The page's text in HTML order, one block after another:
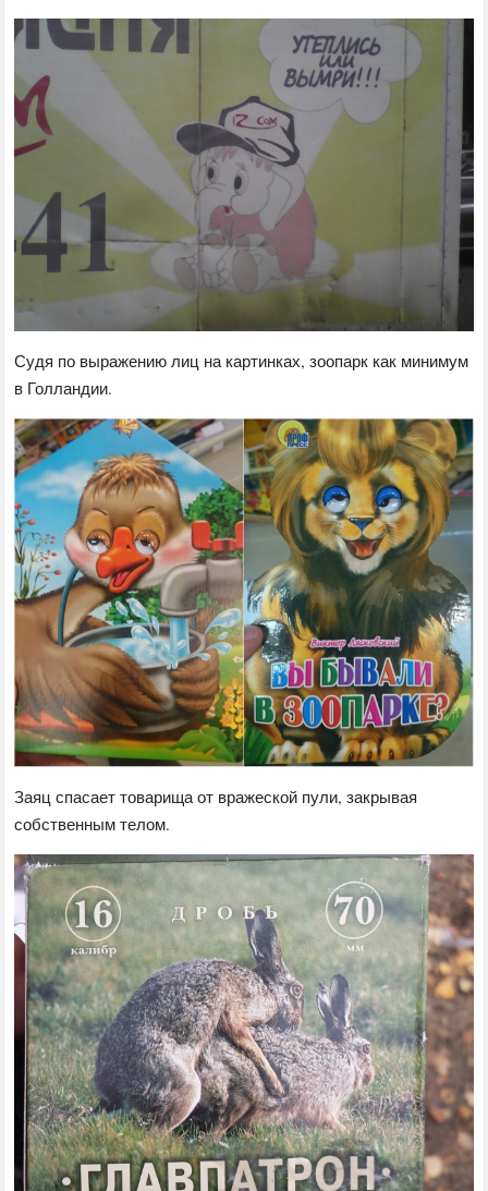
Судя по выражению лиц на картинках, зоопарк как минимум
в Голландии.
Заяц спасает товарища от вражеской пули, закрывая
собственным телом.